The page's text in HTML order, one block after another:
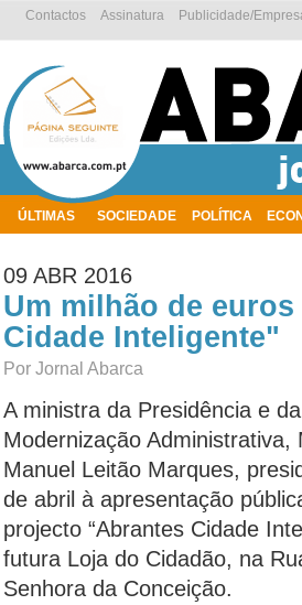
ÚLTIMAS SOCIEDADE POLÍTICA
Publicidade/
Assinatura
Contactos
09 ABR 2016
Um milhão de
Cidade Inteligente"
Por Jornal Abarca
A ministra da Presidência e da
Modernização Administrativa,
Manuel Leitão Marques,
de abril à apresentação
projecto “Abrantes Cidade
futura Loja do Cidadão, na
Senhora da Conceição.